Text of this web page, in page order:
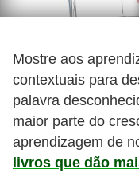
Mostre aos
contextuais para
palavra
maior parte do
aprendizagem de
livros que dão